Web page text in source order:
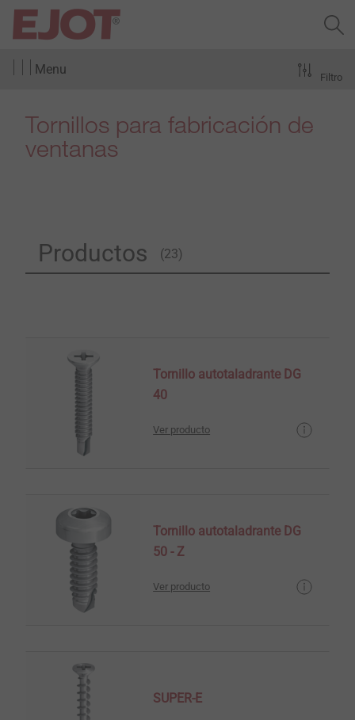
Menu
Tornillos para fabricación de
ventanas
Productos (23)
Filtro
Tornillo autotaladrante DG
40
Ver producto
Tornillo autotaladrante DG
50 - Z
Ver producto
SUPER-E